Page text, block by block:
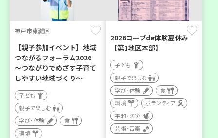
神戸市東灘区
【親子参加イベント】地域
つながるフォーラム2026
～つながりでめざす子育て
しやすい地域づくり～
子ども
親子で楽しむ
学び・体験
食
環境
2026コープde体験夏休み
【第1地区本部】
子ども
親子で楽しむ
学び・体験
食
環境
ボランティア
平和・防災
芸術・音楽